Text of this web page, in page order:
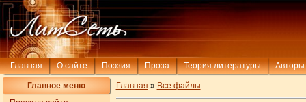
Главная О сайте Поэзия Проза Теория литературы Авторы
Главное меню
Главная » Все файлы